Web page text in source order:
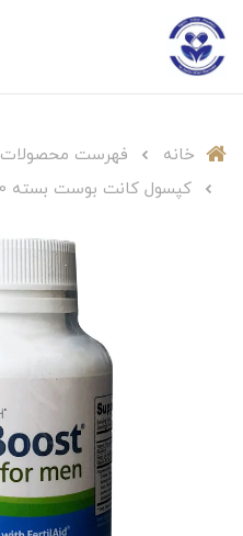
خانه
فهرست محصولات
کپسول کانت بوست بسته 60 عددی_count boost capsule